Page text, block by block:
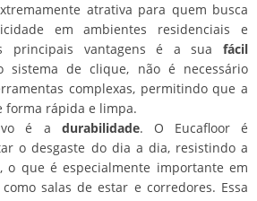
atrativa para quem busca
em ambientes residenciais e
principais vantagens é a sua fácil
sistema de clique, não é necessário
complexas, permitindo que a
forma rápida e limpa.
é a durabilidade. O Eucafloor é
o desgaste do dia a dia, resistindo a
o que é especialmente importante em
salas de estar e corredores. Essa